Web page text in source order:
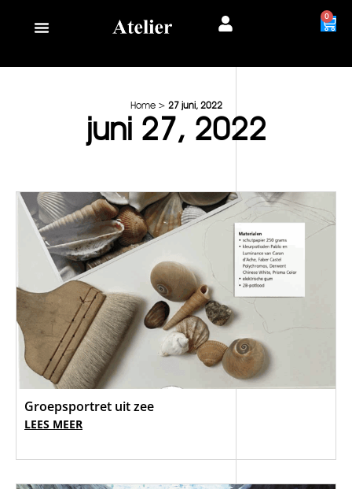
0
Home> 27 juni, 2022
juni 27, 2022
Groepsportret uit zee
LEES MEER